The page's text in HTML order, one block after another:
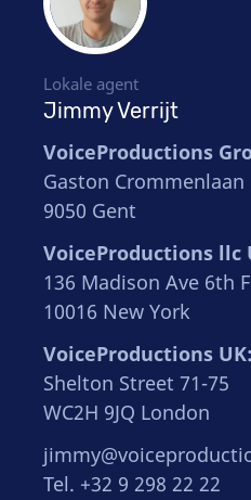
Lokale agent
Jimmy Verrijt
VoiceProductions
Gaston Crommenlaan
9050 Gent
VoiceProductions llc
136 Madison Ave 6th
10016 New York
VoiceProductions UK:
Shelton Street 71-75
WC2H 9JQ London
Tel. +32 9 298 22 22